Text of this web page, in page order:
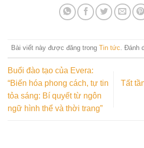
Bài viết này được đăng trong Tin tức . Đánh
Buổi đào tạo của Evera:
“Biến hóa phong cách, tự tin
tỏa sáng: Bí quyết từ ngôn
ngữ hình thể và thời trang”
Tất